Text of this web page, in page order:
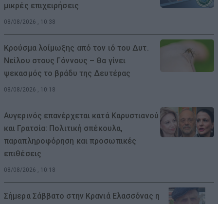
μικρές επιχειρήσεις
08/08/2026 , 10:38
Κρούσμα λοίμωξης από τον ιό του Δυτ.
Νείλου στους Γόννους – Θα γίνει
ψεκασμός το βράδυ της Δευτέρας
08/08/2026 , 10:18
Αυγερινός επανέρχεται κατά Καρυστιανού
και Γρατσία: Πολιτική σπέκουλα,
παραπληροφόρηση και προσωπικές
επιθέσεις
08/08/2026 , 10:18
Σήμερα Σάββατο στην Κρανιά Ελασσόνας η